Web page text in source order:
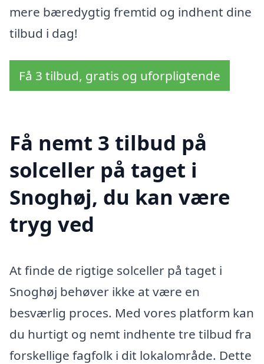
mere bæredygtig fremtid og indhent dine
tilbud i dag!
Få 3 tilbud, gratis og uforpligtende
Få nemt 3 tilbud på
solceller på taget i
Snoghøj, du kan være
tryg ved
At finde de rigtige solceller på taget i
Snoghøj behøver ikke at være en
besværlig proces. Med vores platform kan
du hurtigt og nemt indhente tre tilbud fra
forskellige fagfolk i dit lokalområde. Dette